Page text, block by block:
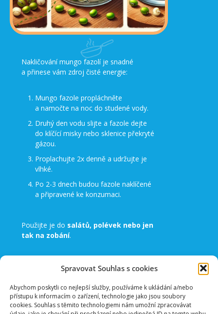
Spravovat Souhlas s cookies
Abychom poskytli co nejlepší služby, používáme k ukládání a/nebo
přístupu k informacím o zařízení, technologie jako jsou soubory
cookies. Souhlas s těmito technologiemi nám umožní zpracovávat
Nakličování mungo fazolí je snadné
a přinese vám zdroj čisté energie:
Mungo fazole propláchněte
a namočte na noc do studené vody.
Druhý den vodu slijte a fazole dejte
do klíčící misky nebo sklenice překryté
gázou.
Proplachujte 2x denně a udržujte je
vlhké.
Po 2-3 dnech budou fazole naklíčené
a připravené ke konzumaci.
Použijte je do salátů, polévek nebo jen
tak na zobání.